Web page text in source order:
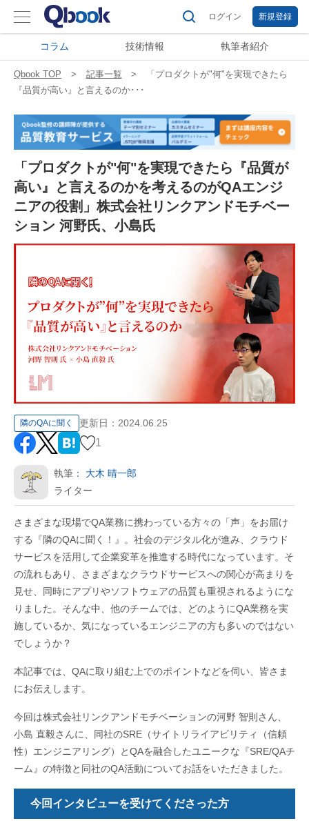
ログイン 新規登録
コラム 技術情報 執筆者紹介
Qbook TOP 記事一覧
「プロダクトが"何"を実現できたら
『品質が高い』と言えるのか･･･
「プロダクトが"何"を実現できたら『品質が
高い』と言えるのかを考えるのがQAエンジ
ニアの役割」株式会社リンクアンドモチベー
ション 河野氏、小島氏
隣のQAに聞く 更新日： 2024.06.25
1
執筆： 大木 晴一郎
ライター
さまざまな現場でQA業務に携わっている方々の「声」をお届け
する『隣のQAに聞く！』。社会のデジタル化が進み、クラウド
サービスを活用して企業変革を推進する時代になっています。そ
の流れもあり、さまざまなクラウドサービスへの関心が高まりを
見せ、同時にアプリやソフトウェアの品質も重視されるようにな
りました。そんな中、他のチームでは、どのようにQA業務を実
施しているか、気になっているエンジニアの方も多いのではない
でしょうか？
本記事では、QAに取り組む上でのポイントなどを伺い、皆さま
にお伝えします。
今回は株式会社リンクアンドモチベーションの河野 智則さん、
小島 直毅さんに、同社のSRE（サイトリライアビリティ（信頼
性）エンジニアリング）とQAを融合したユニークな『SRE/QAチ
ーム』の特徴と同社のQA活動についてお話をいただきました。
今回インタビューを受けてくださった方